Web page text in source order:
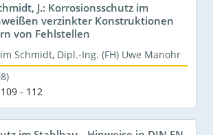
J.: Korrosionsschutz im
verzinkter Konstruktionen
von Fehlstellen
Schmidt, Dipl.-Ing. (FH) Uwe Manohr
109 - 112